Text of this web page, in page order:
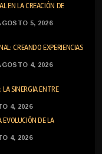
EN LA CREACIÓN DE
5, 2026
CREANDO EXPERIENCIAS
4, 2026
SINERGIA ENTRE
4, 2026
EVOLUCIÓN DE LA
4, 2026